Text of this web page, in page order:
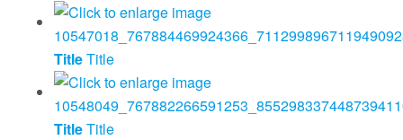
TitleTitle
TitleTitle